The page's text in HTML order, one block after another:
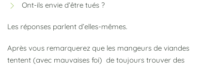
Ont-ils envie d’être tués ?
Les réponses parlent d’elles-mêmes.
Après vous remarquerez que les mangeurs de viandes
tentent (avec mauvaises foi) de toujours trouver des